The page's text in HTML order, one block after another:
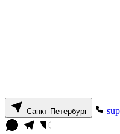
Санкт-Петербург